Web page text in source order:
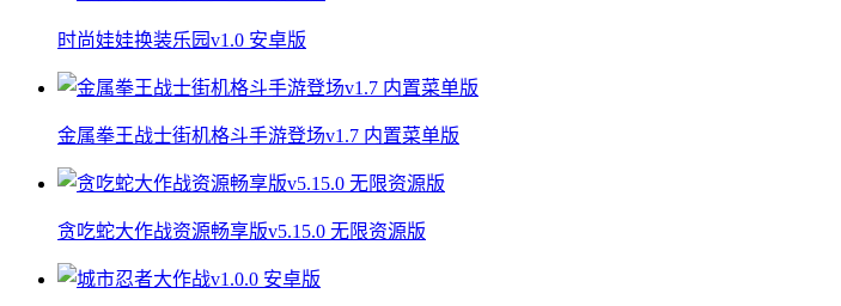
时尚娃娃换装乐园v1.0 安卓版
金属拳王战士街机格斗手游登场v1.7 内置菜单版
贪吃蛇大作战资源畅享版v5.15.0 无限资源版